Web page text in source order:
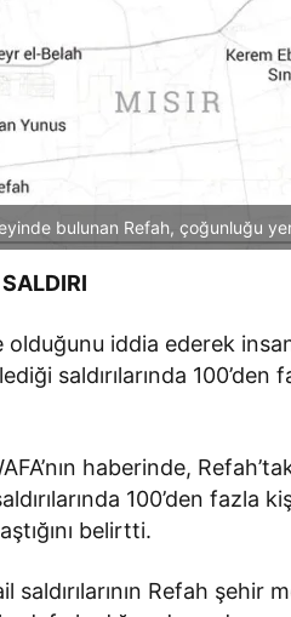
bulunan Refah, çoğunluğu
SALDIRI
iddia ederek
saldırılarında
haberinde,
100’den fazla
belirtti.
saldırılarının Refah şehir